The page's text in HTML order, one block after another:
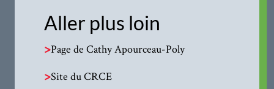
Aller plus loin
>Page de Cathy Apourceau-Poly
>Site du CRCE